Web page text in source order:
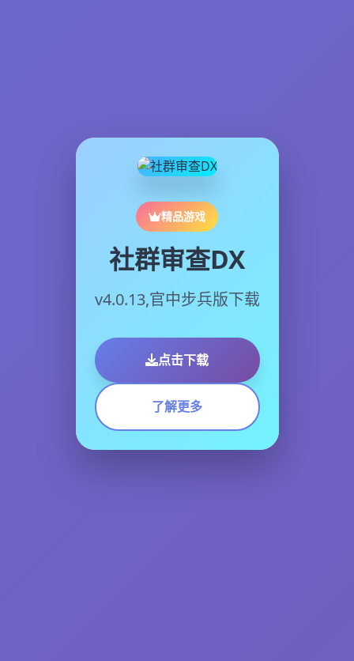
精品游戏
社群审查DX
v4.0.13,官中步兵版下载
点击下载
了解更多